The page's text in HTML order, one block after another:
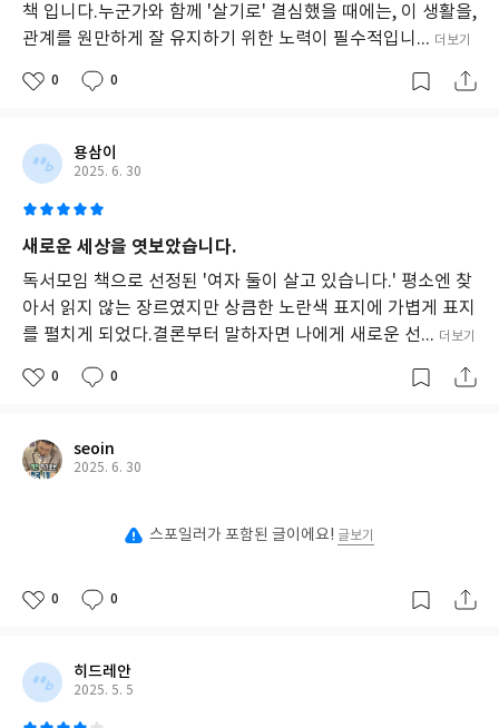
책 입니다.누군가와 함께 '살기로' 결심했을 때에는, 이 생활을,
관계를 원만하게 잘 유지하기 위한 노력이 필수적입니... 더보기
0 0
용삼이
2025. 6. 30
새로운 세상을 엿보았습니다.
독서모임 책으로 선정된 '여자 둘이 살고 있습니다.' 평소엔 찾
아서 읽지 않는 장르였지만 상큼한 노란색 표지에 가볍게 표지
를 펼치게 되었다.결론부터 말하자면 나에게 새로운 선... 더보기
0 0
seoin
2025. 6. 30
스포일러가 포함된 글이에요! 글보기
0 0
히드레안
2025. 5. 5